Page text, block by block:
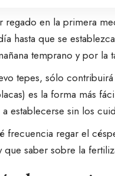
regado en la primera
hasta que se
temprano y por la
tepes, sólo
) es la forma más
establecerse sin los
frecuencia regar el
saber sobre la